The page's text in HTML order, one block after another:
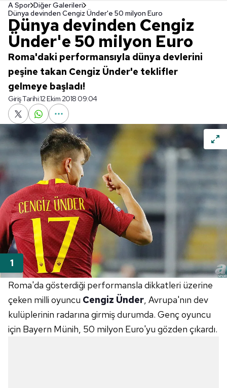
A Spor Diğer Galerileri
Dünya devinden Cengiz Ünder'e 50 milyon Euro
Dünya devinden Cengiz
Ünder'e 50 milyon Euro
Roma'daki performansıyla dünya devlerini
peşine takan Cengiz Ünder'e teklifler
gelmeye başladı!
Giriş Tarihi:12 Ekim 2018 09:04
Roma'da gösterdiği performansla dikkatleri üzerine
çeken milli oyuncu Cengiz Ünder , Avrupa'nın dev
kulüplerinin radarına girmiş durumda. Genç oyuncu
için Bayern Münih, 50 milyon Euro'yu gözden çıkardı.